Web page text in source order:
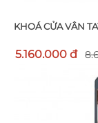
KHOÁ CỬA VÂN
5.160.000 đ